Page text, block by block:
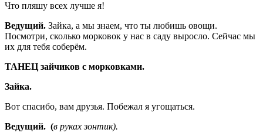
Что пляшу всех лучше я!
Ведущий. Зайка, а мы знаем, что ты любишь овощи.
Посмотри, сколько морковок у нас в саду выросло. Сейчас мы
их для тебя соберём.
ТАНЕЦ зайчиков с морковками.
Зайка.
Вот спасибо, вам друзья. Побежал я угощаться.
Ведущий. (в руках зонтик).